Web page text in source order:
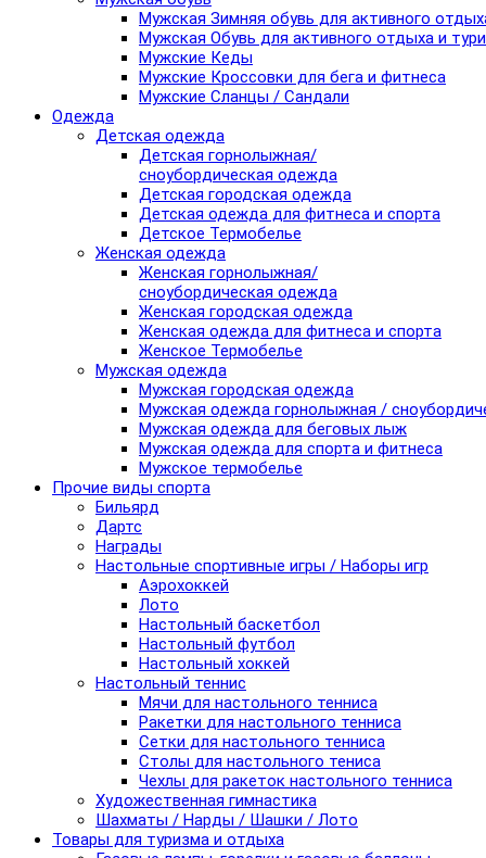
Мужская Зимняя обувь для активного
Мужская Обувь для активного отдыха и
Мужские Кеды
Мужские Кроссовки для бега и фитнеса
Мужские Сланцы / Сандали
Одежда
Детская одежда
Детская горнолыжная/
сноубордическая одежда
Детская городская одежда
Детская одежда для фитнеса и спорта
Детское Термобелье
Женская одежда
Женская горнолыжная/
сноубордическая одежда
Женская городская одежда
Женская одежда для фитнеса и спорта
Женское Термобелье
Мужская одежда
Мужская городская одежда
Мужская одежда горнолыжная /
Мужская одежда для беговых лыж
Мужская одежда для спорта и фитнеса
Мужское термобелье
Прочие виды спорта
Бильярд
Дартс
Награды
Настольные спортивные игры / Наборы игр
Аэрохоккей
Лото
Настольный баскетбол
Настольный футбол
Настольный хоккей
Настольный теннис
Мячи для настольного тенниса
Ракетки для настольного тенниса
Сетки для настольного тенниса
Столы для настольного тениса
Чехлы для ракеток настольного тенниса
Художественная гимнастика
Шахматы / Нарды / Шашки / Лото
Товары для туризма и отдыха